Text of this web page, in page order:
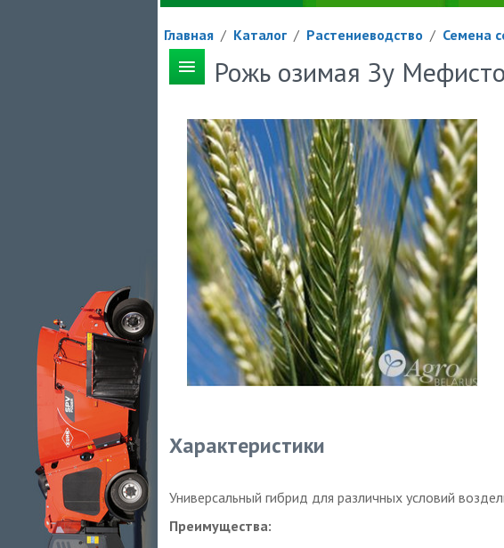
Главная / Каталог / Растениеводство / Семена
Рожь озимая Зу Мефисто
Характеристики
Универсальный гибрид для различных условий
Преимущества: